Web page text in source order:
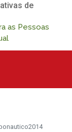
de
as Pessoas